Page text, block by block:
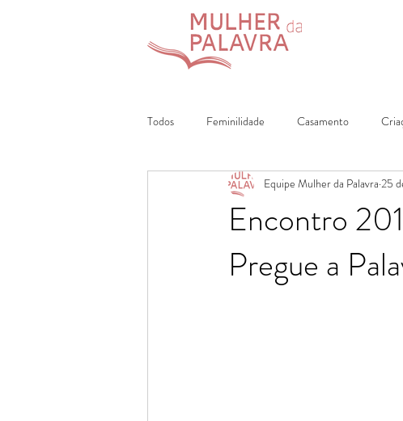
Todos Feminilidade Casamento
Declaração de Fé Vida Cristã
Encontro
Pregue a
Equipe Mulher da Palavra 25